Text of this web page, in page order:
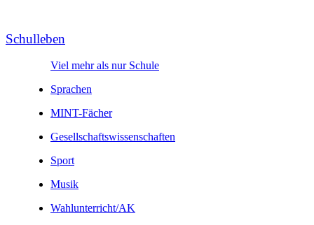
Schul­leben
Viel mehr als nur Schule
Sprachen
MINT-Fächer
Gesell­schafts­wissen­schaften
Sport
Musik
Wahl­unter­richt/AK